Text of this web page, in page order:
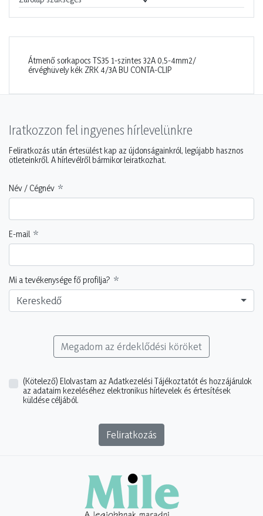
Átmenő sorkapocs TS35 1-szintes 32A 0,5-4mm2/
érvéghüvely kék ZRK 4/3A BU CONTA-CLIP
Iratkozzon fel ingyenes hírlevelünkre
Feliratkozás után értesülést kap az újdonságainkról, legújabb hasznos
ötleteinkről. A hírlevélről bármikor leiratkozhat.
Név / Cégnév
E-mail
Mi a tevékenysége fő profilja?
Kereskedő
Megadom az érdeklődési köröket
(Kötelező) Elolvastam az Adatkezelési Tájékoztatót és hozzájárulok
az adataim kezeléséhez elektronikus hírlevelek és értesítések
küldése céljából.
Feliratkozás